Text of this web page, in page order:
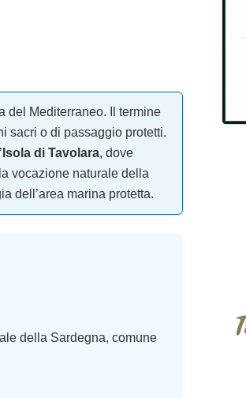
del Mediterraneo. Il termine
sacri o di passaggio protetti.
Isola di Tavolara, dove
vocazione naturale della
dell’area marina protetta.
della Sardegna, comune